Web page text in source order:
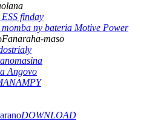
finday
momba ny bateria Motive Power
Fanaraha-maso
Angovo
DOWNLOAD